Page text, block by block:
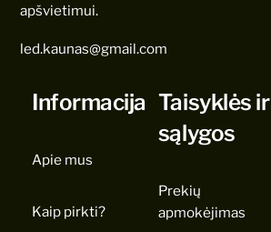
apšvietimui.
led.kaunas@gmail.com
Informacija
Apie mus
Kaip pirkti?
Taisyklės ir
sąlygos
Prekių
apmokėjimas